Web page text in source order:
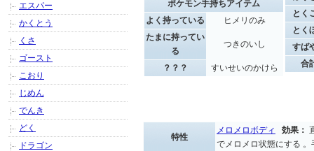
ポケモン手持ちアイテム
よく持っている
ヒメリのみ
たまに持ってい
る
つきのいし
？？？ すいせいのかけら
とく
とく
すば
合
特性
メロメロボディ 効果：
でメロメロ状態にする
エスパー
かくとう
くさ
ゴースト
こおり
じめん
でんき
どく
ドラゴン